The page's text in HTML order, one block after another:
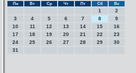
Пн Вт Ср Чт Пт Сб Вс
1
2
3
4 5 6 7 8
9
10
11 12 13 14 15
16
17
18 19 20 21 22
23
24
25 26 27 28 29
30
31